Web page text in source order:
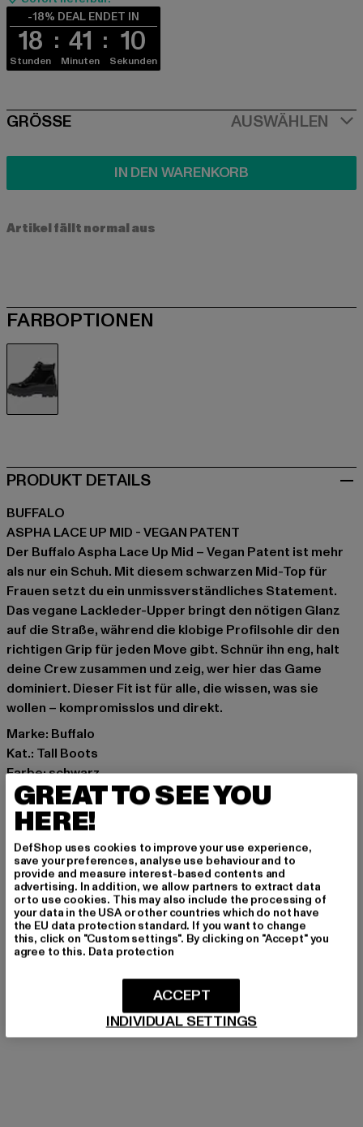
-18% DEAL ENDET IN
18
Stunden
41
Minuten
10
Sekunden
SIZE
GRÖSSE AUSWÄHLEN
IN DEN WARENKORB
Artikel fällt normal aus
FARBOPTIONEN
PRODUKT DETAILS
BUFFALO
ASPHA LACE UP MID - VEGAN PATENT
Der Buffalo Aspha Lace Up Mid – Vegan Patent ist mehr
als nur ein Schuh. Mit diesem schwarzen Mid-Top für
Frauen setzt du ein unmissverständliches Statement.
Das vegane Lackleder-Upper bringt den nötigen Glanz
auf die Straße, während die klobige Profilsohle dir den
richtigen Grip für jeden Move gibt. Schnür ihn eng, halt
deine Crew zusammen und zeig, wer hier das Game
dominiert. Dieser Fit ist für alle, die wissen, was sie
wollen – kompromisslos und direkt.
Marke: Buffalo
Kat.: Tall Boots
Farbe: schwarz
Hersteller Farbe: black
Art.Nr: 1622634-00007
Hersteller: Buffalo Boots GmbH |service-de@buffalo-
boots.com
Schanzenstraße 41 | 51063 Köln | DE
GRÖSSE & PASSFORM
PFLEGEHINWEISE
LIEFERUNG & RÜCKGABE
GREAT TO SEE YOU
HERE!
DefShop uses cookies to improve your use experience,
save your preferences, analyse use behaviour and to
provide and measure interest-based contents and
advertising. In addition, we allow partners to extract data
or to use cookies. This may also include the processing of
your data in the USA or other countries which do not have
the EU data protection standard. If you want to change
this, click on "Custom settings". By clicking on "Accept" you
agree to this. Data protection
INDIVIDUAL SETTINGS
ACCEPT